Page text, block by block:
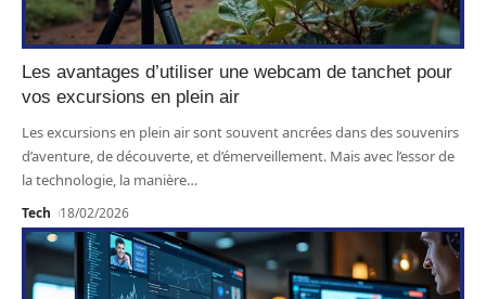
Les avantages d’utiliser une webcam de tanchet pour
vos excursions en plein air
Les excursions en plein air sont souvent ancrées dans des souvenirs
d’aventure, de découverte, et d’émerveillement. Mais avec l’essor de
la technologie, la manière…
Tech 18/02/2026